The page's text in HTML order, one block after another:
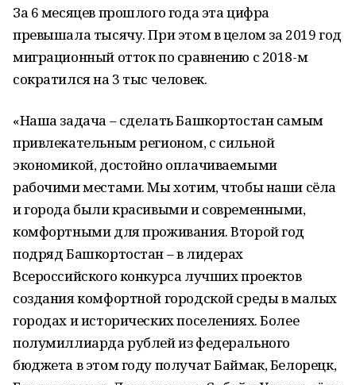
За 6 месяцев прошлого года эта цифра
превышала тысячу. При этом в целом за 2019 год
миграционный отток по сравнению с 2018-м
сократился на 3 тыс человек.
«Наша задача – сделать Башкортостан самым
привлекательным регионом, с сильной
экономикой, достойно оплачиваемыми
рабочими местами. Мы хотим, чтобы наши сёла
и города были красивыми и современными,
комфортными для проживания. Второй год
подряд Башкортостан – в лидерах
Всероссийского конкурса лучших проектов
создания комфортной городской среды в малых
городах и исторических поселениях. Более
полумиллиарда рублей из федерального
бюджета в этом году получат Баймак, Белорецк,